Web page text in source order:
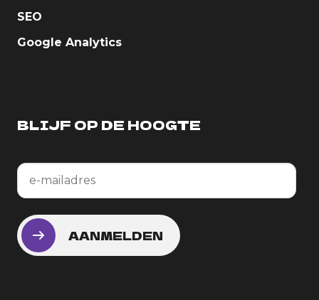
SEO
Google Analytics
BLIJF OP DE HOOGTE